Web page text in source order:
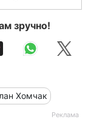
зручно!
Хомчак